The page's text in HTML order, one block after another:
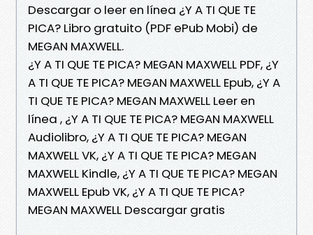
Descargar o leer en línea ¿Y A TI QUE TE
PICA? Libro gratuito (PDF ePub Mobi) de
MEGAN MAXWELL.
¿Y A TI QUE TE PICA? MEGAN MAXWELL PDF, ¿Y
A TI QUE TE PICA? MEGAN MAXWELL Epub, ¿Y A
TI QUE TE PICA? MEGAN MAXWELL Leer en
línea , ¿Y A TI QUE TE PICA? MEGAN MAXWELL
Audiolibro, ¿Y A TI QUE TE PICA? MEGAN
MAXWELL VK, ¿Y A TI QUE TE PICA? MEGAN
MAXWELL Kindle, ¿Y A TI QUE TE PICA? MEGAN
MAXWELL Epub VK, ¿Y A TI QUE TE PICA?
MEGAN MAXWELL Descargar gratis